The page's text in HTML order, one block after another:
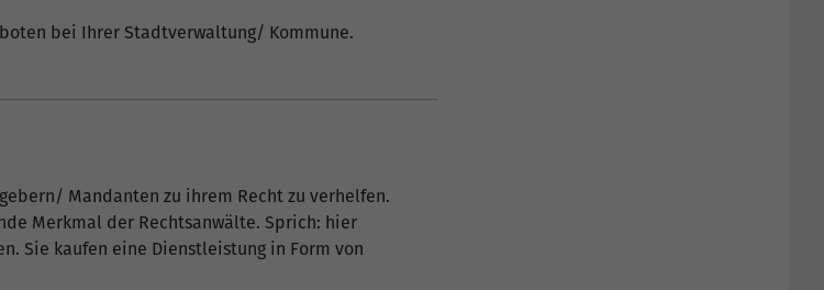
bei Ihrer Stadtverwaltung/ Kommune.
Mandanten zu ihrem Recht zu verhelfen.
Merkmal der Rechtsanwälte. Sprich: hier
Sie kaufen eine Dienstleistung in Form von